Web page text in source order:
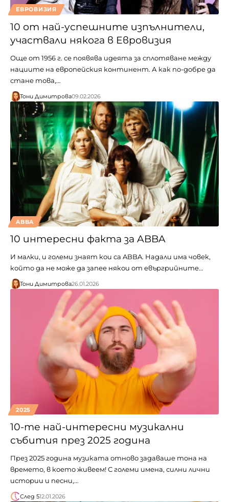
ЕВРОВИЗИЯ
10 от най-успешните изпълнители,
участвали някога в Евровизия
Още от 1956 г. се появява идеята за сплотяване между
нациите на европейския континент. А как по-добре да
стане това,…
Тони Димитрова09.02.2026
ABBA
10 интересни факта за ABBA
И малки, и големи знаят кои са ABBA. Надали има човек,
който да не може да запее някои от евъргрийните…
Тони Димитрова26.01.2026
2025
10-те най-интересни музикални
събития през 2025 година
През 2025 година музиката отново задаваше тона на
времето, в което живеем! С големи имена, силни лични
истории и песни,…
След 512.01.2026